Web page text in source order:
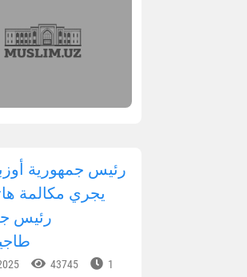
رئيس جمهورية
يجري مكالمة
رئيس
43745
1